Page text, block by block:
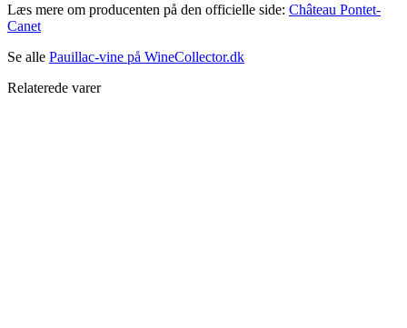
Læs mere om producenten på den officielle side: Château Pontet-
Canet
Se alle Pauillac-vine på WineCollector.dk
Relaterede varer